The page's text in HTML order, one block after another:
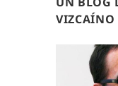
VIZCAÍNO